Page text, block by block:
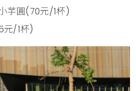
芋圓(70元/1杯)
元/1杯)